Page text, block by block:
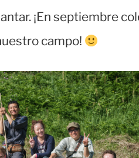
¡En septiembre
campo!